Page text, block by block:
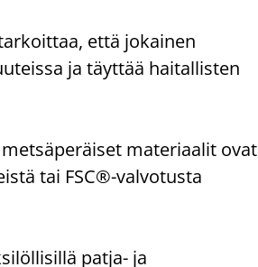
että jokainen
ja täyttää haitallisten
materiaalit ovat
tai FSC®-valvotusta
patja- ja